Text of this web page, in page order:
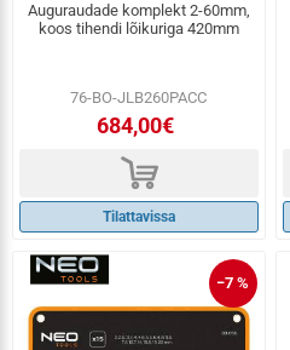
Auguraudade komplekt 2-60mm,
koos tihendi lõikuriga 420mm
76-BO-JLB260PACC
684,00€
d
Tilattavissa
−7 %